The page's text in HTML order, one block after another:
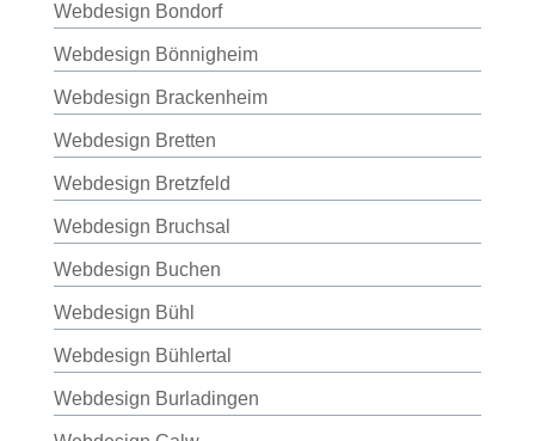
Webdesign Bondorf
Webdesign Bönnigheim
Webdesign Brackenheim
Webdesign Bretten
Webdesign Bretzfeld
Webdesign Bruchsal
Webdesign Buchen
Webdesign Bühl
Webdesign Bühlertal
Webdesign Burladingen